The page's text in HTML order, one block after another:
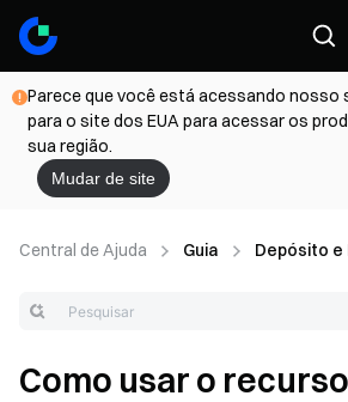
Parece que você está acessando nosso
para o site dos EUA para acessar os
sua região.
Mudar de site
Central de Ajuda Guia Depósito e
Como usar o recurso